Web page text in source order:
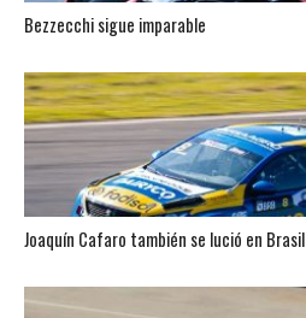
Bezzecchi sigue imparable
Joaquín Cafaro también se lució en Brasil